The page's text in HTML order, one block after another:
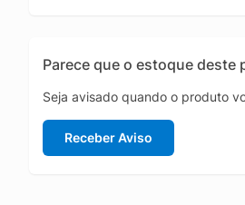
Parece que o estoque deste
Seja avisado quando o produto
Receber Aviso